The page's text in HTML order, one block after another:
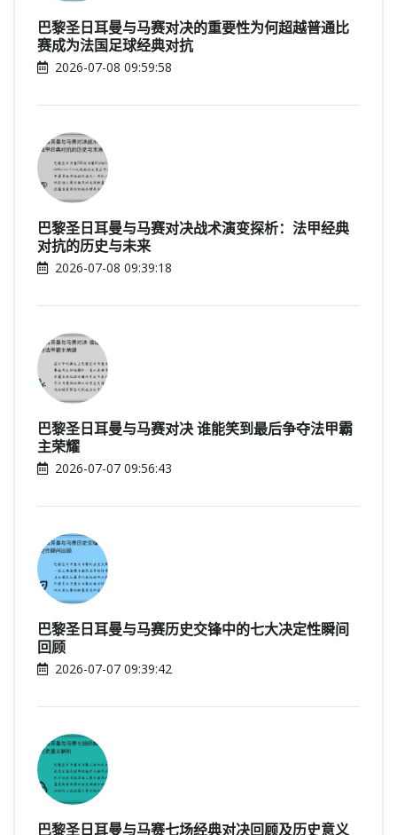
巴黎圣日耳曼与马赛对决的重要性为何超越普通比
赛成为法国足球经典对抗
2026-07-08 09:59:58
巴黎圣日耳曼与马赛对决战术演变探析：法甲经典
对抗的历史与未来
2026-07-08 09:39:18
巴黎圣日耳曼与马赛对决 谁能笑到最后争夺法甲霸
主荣耀
2026-07-07 09:56:43
巴黎圣日耳曼与马赛历史交锋中的七大决定性瞬间
回顾
2026-07-07 09:39:42
巴黎圣日耳曼与马赛七场经典对决回顾及历史意义